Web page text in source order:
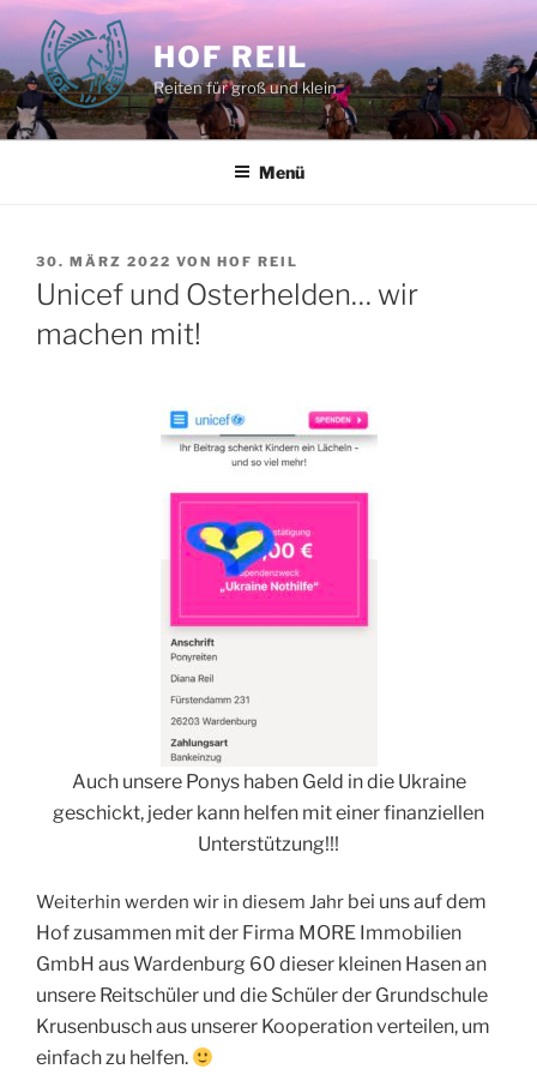
Zum
Inhalt
springen
HOF REIL
Reiten für groß und klein
Menü
VERÖFFENTLICHT
AM
30. MÄRZ 2022 VON HOF REIL
Unicef und Osterhelden… wir
machen mit!
Auch unsere Ponys haben Geld in die Ukraine
geschickt, jeder kann helfen mit einer finanziellen
Unterstützung!!!
Weiterhin werden wir in diesem Jahr bei uns auf dem
Hof zusammen mit der Firma MORE Immobilien
GmbH aus Wardenburg 60 dieser kleinen Hasen an
unsere Reitschüler und die Schüler der Grundschule
Krusenbusch aus unserer Kooperation verteilen, um
einfach zu helfen.